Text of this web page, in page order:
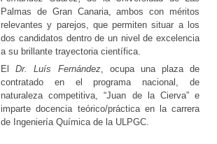
Palmas de Gran Canaria, ambos con méritos
relevantes y parejos, que permiten situar a los
dos candidatos dentro de un nivel de excelencia
a su brillante trayectoria científica.
ElDr. Luís Fernández, ocupa una plaza de
contratado en el programa nacional, de
naturaleza competitiva, “Juan de la Cierva” e
imparte docencia teórico/práctica en la carrera
de Ingeniería Química de la ULPGC.